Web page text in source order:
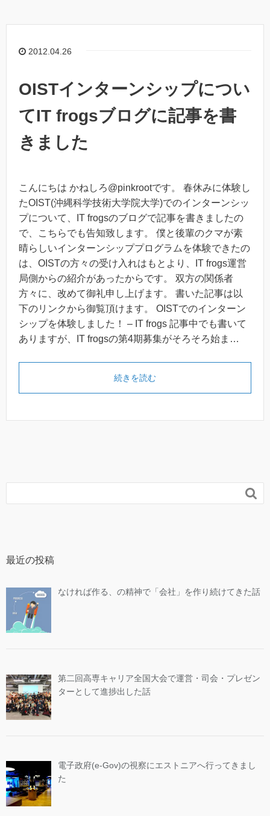
2012.04.26
OISTインターンシップについ
てIT frogsブログに記事を書
きました
こんにちは かねしろ@pinkrootです。 春休みに体験し
たOIST(沖縄科学技術大学院大学)でのインターンシッ
プについて、IT frogsのブログで記事を書きましたの
で、こちらでも告知致します。 僕と後輩のクマが素
晴らしいインターンシッププログラムを体験できたの
は、OISTの方々の受け入れはもとより、IT frogs運営
局側からの紹介があったからです。 双方の関係者
方々に、改めて御礼申し上げます。 書いた記事は以
下のリンクから御覧頂けます。 OISTでのインターン
シップを体験しました！ – IT frogs 記事中でも書いて
ありますが、IT frogsの第4期募集がそろそろ始ま…
続きを読む

最近の投稿
なければ作る、の精神で「会社」を作り続けてきた話
第二回高専キャリア全国大会で運営・司会・プレゼン
ターとして進捗出した話
電子政府(e-Gov)の視察にエストニアへ行ってきまし
た